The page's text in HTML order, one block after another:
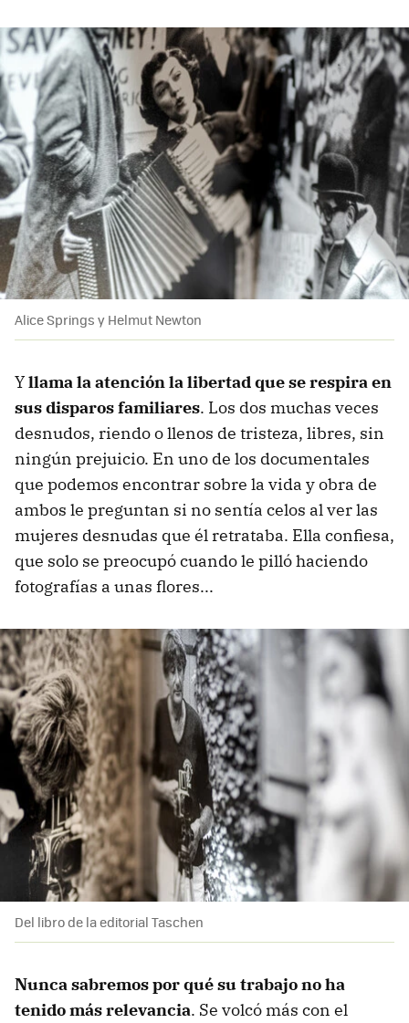
Alice Springs y Helmut Newton
Yllama la atención la libertad que se respira en
sus disparos familiares. Los dos muchas veces
desnudos, riendo o llenos de tristeza, libres, sin
ningún prejuicio. En uno de los documentales
que podemos encontrar sobre la vida y obra de
ambos le preguntan si no sentía celos al ver las
mujeres desnudas que él retrataba. Ella confiesa,
que solo se preocupó cuando le pilló haciendo
fotografías a unas flores...
Del libro de la editorial Taschen
Nunca sabremos por qué su trabajo no ha
tenido más relevancia. Se volcó más con el